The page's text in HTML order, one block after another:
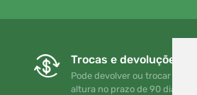
Trocas e devoluções
Pode devolver ou trocar a
altura no prazo de 90 dias